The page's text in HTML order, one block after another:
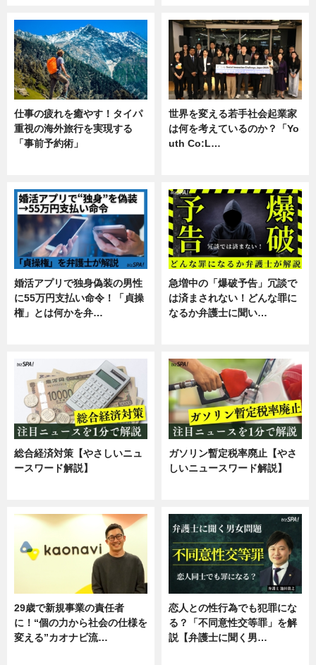
仕事の疲れを癒やす！タイパ
重視の海外旅行を実現する
「事前予約術」
世界を変える若手社会起業家
は何を考えているのか？「Yo
uth Co:L…
婚活アプリで独身偽装の男性
に55万円支払い命令！「貞操
権」とは何かを弁…
急増中の「爆破予告」冗談で
は済まされない！どんな罪に
なるか弁護士に聞い…
総合経済対策【やさしいニュ
ースワード解説】
ガソリン暫定税率廃止【やさ
しいニュースワード解説】
29歳で新規事業の責任者
に！“個の力から社会の仕様を
変える”カオナビ流…
恋人との性行為でも犯罪にな
る？「不同意性交等罪」を解
説【弁護士に聞く男…